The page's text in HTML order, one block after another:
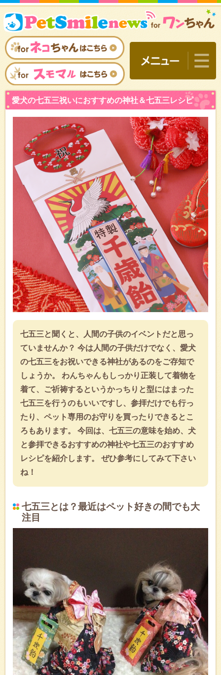
愛犬の七五三祝いにおす
七五三と聞くと、人間の子供のイベントだと思っ
ていませんか？ 今は人間の子供だけでなく、愛犬
の七五三をお祝いできる神社があるのをご存知で
しょうか。 わんちゃんもしっかり正装して着物を
着て、ご祈祷するというかっちりと型にはまった
七五三を行うのもいいですし、参拝だけでも行っ
たり、ペット専用のお守りを買ったりできるとこ
ろもあります。 今回は、七五三の意味を始め、犬
と参拝できるおすすめの神社や七五三のおすすめ
レシピを紹介します。 ぜひ参考にしてみて下さい
ね！
七五三とは？最近はペット好きの間でも大
注目